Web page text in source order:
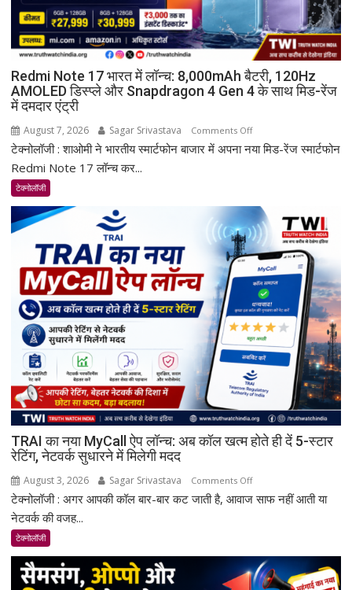
Redmi Note 17 भारत में लॉन्च: 8,000mAh बैटरी, 120Hz
AMOLED डिस्प्ले और Snapdragon 4 Gen 4 के साथ मिड-रेंज
में दमदार एंट्री
August 7, 2026 Sagar Srivastava Comments Offon
Redmi
लॉन्च:
8,000mAh
बैटरी,
120Hz
AMOLED
डिस्प्ले
और
Snapdragon
4
Gen
के
साथ
रेंज
टेक्नोलॉजी : शाओमी ने भारतीय स्मार्टफोन बाजार में अपना नया मिड-रेंज स्मार्टफोन
Redmi Note 17 लॉन्च कर...
टेक्नोलॉजी
TRAI का नया MyCall ऐप लॉन्च: अब कॉल खत्म होते ही दें 5-स्टार
रेटिंग, नेटवर्क सुधारने में मिलेगी मदद
August 3, 2026 Sagar Srivastava Comments Offon
TRAI
ऐप
लॉन्च:
टेक्नोलॉजी : अगर आपकी कॉल बार-बार कट जाती है, आवाज साफ नहीं आती या
नेटवर्क की वजह...
टेक्नोलॉजी